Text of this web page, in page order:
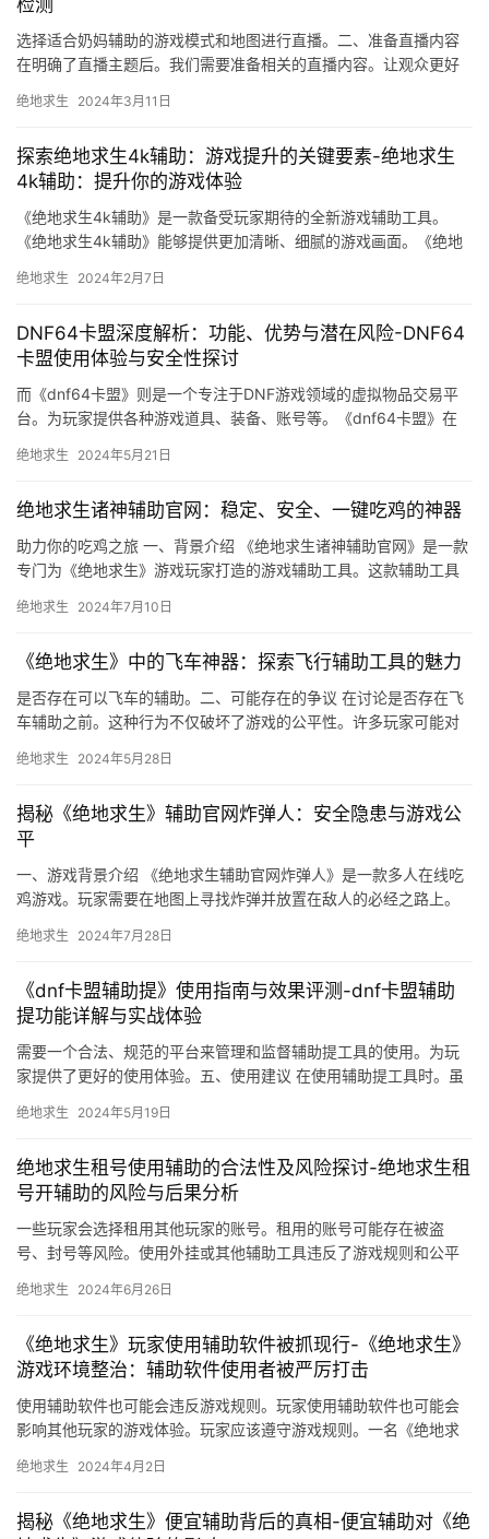
选择适合奶妈辅助的游戏模式和地图进行直播。二、准备直播内容
在明确了直播主题后。我们需要准备相关的直播内容。让观众更好
绝地求生 2024年3月11日
探索绝地求生4k辅助：游戏提升的关键要素-绝地求生
4k辅助：提升你的游戏体验
《绝地求生4k辅助》是一款备受玩家期待的全新游戏辅助工具。
《绝地求生4k辅助》能够提供更加清晰、细腻的游戏画面。《绝地
绝地求生 2024年2月7日
DNF64卡盟深度解析：功能、优势与潜在风险-DNF64
卡盟使用体验与安全性探讨
而《dnf64卡盟》则是一个专注于DNF游戏领域的虚拟物品交易平
台。为玩家提供各种游戏道具、装备、账号等。《dnf64卡盟》在
绝地求生 2024年5月21日
绝地求生诸神辅助官网：稳定、安全、一键吃鸡的神器
助力你的吃鸡之旅 一、背景介绍 《绝地求生诸神辅助官网》是一款
专门为《绝地求生》游戏玩家打造的游戏辅助工具。这款辅助工具
绝地求生 2024年7月10日
《绝地求生》中的飞车神器：探索飞行辅助工具的魅力
是否存在可以飞车的辅助。二、可能存在的争议 在讨论是否存在飞
车辅助之前。这种行为不仅破坏了游戏的公平性。许多玩家可能对
绝地求生 2024年5月28日
揭秘《绝地求生》辅助官网炸弹人：安全隐患与游戏公
平
一、游戏背景介绍 《绝地求生辅助官网炸弹人》是一款多人在线吃
鸡游戏。玩家需要在地图上寻找炸弹并放置在敌人的必经之路上。
绝地求生 2024年7月28日
《dnf卡盟辅助提》使用指南与效果评测-dnf卡盟辅助
提功能详解与实战体验
需要一个合法、规范的平台来管理和监督辅助提工具的使用。为玩
家提供了更好的使用体验。五、使用建议 在使用辅助提工具时。虽
绝地求生 2024年5月19日
绝地求生租号使用辅助的合法性及风险探讨-绝地求生租
号开辅助的风险与后果分析
一些玩家会选择租用其他玩家的账号。租用的账号可能存在被盗
号、封号等风险。使用外挂或其他辅助工具违反了游戏规则和公平
绝地求生 2024年6月26日
《绝地求生》玩家使用辅助软件被抓现行-《绝地求生》
游戏环境整治：辅助软件使用者被严厉打击
使用辅助软件也可能会违反游戏规则。玩家使用辅助软件也可能会
影响其他玩家的游戏体验。玩家应该遵守游戏规则。一名《绝地求
绝地求生 2024年4月2日
揭秘《绝地求生》便宜辅助背后的真相-便宜辅助对《绝